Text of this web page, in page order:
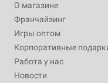
О магазине
Франчайзинг
Игры оптом
Корпоративные
Работа у нас
Новости